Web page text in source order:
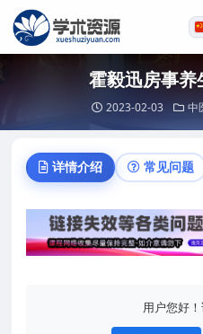
霍毅迅房事
2023-02-03 中
详情介绍 常见问题
用户您好